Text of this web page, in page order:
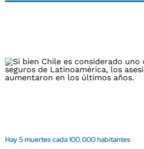
Hay 5 muertes cada 100.000 habitantes